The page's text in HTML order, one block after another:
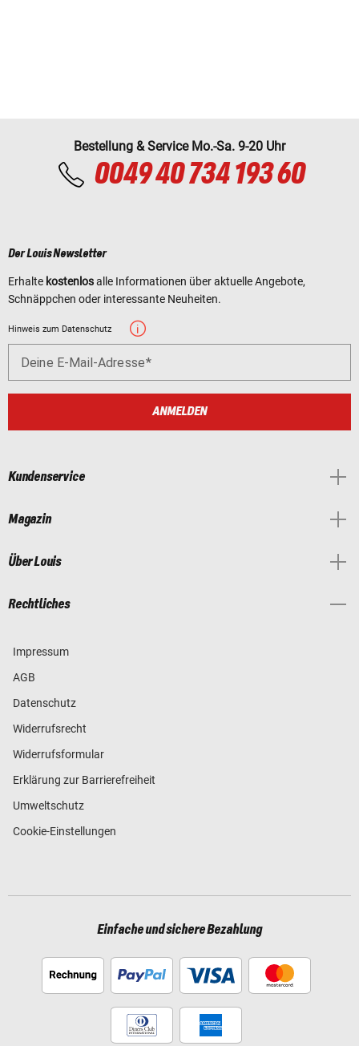
Bestellung & Service Mo.-Sa. 9-20 Uhr
0049 40 734 193 60
Der Louis Newsletter
Erhalte kostenlosalle Informationen über aktuelle Angebote,
Schnäppchen oder interessante Neuheiten.
Hinweis zum Datenschutz
Deine E-Mail-Adresse
ANMELDEN
Kundenservice
Magazin
Über Louis
Rechtliches
Impressum
AGB
Datenschutz
Widerrufsrecht
Widerrufsformular
Erklärung zur Barrierefreiheit
Umweltschutz
Cookie-Einstellungen
Einfache und sichere Bezahlung